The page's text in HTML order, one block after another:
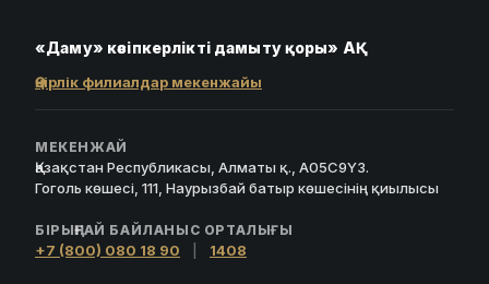
«Даму» кәсіпкерлікті дамыту қоры» АҚ
Өңірлік филиалдар мекенжайы
МЕКЕНЖАЙ
Қазақстан Республикасы, Алматы қ., A05C9Y3.
Гоголь көшесі, 111, Наурызбай батыр көшесінің қиылысы
БІРЫҢҒАЙ БАЙЛАНЫС ОРТАЛЫҒЫ
+7 (800) 080 18 90 1408